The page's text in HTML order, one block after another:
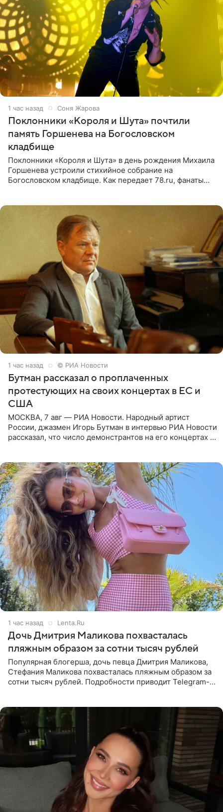
1 час назад Соня Жарова
Поклонники «Короля и Шута» почтили
память Горшенева на Богословском
кладбище
Поклонники «Короля и Шута» в день рождения Михаила
Горшенева устроили стихийное собрание на
Богословском кладбище. Как передает 78.ru, фанаты
1 час назад © РИА Новости
Бутман рассказал о проплаченных
протестующих на своих концертах в ЕС и
США
МОСКВА, 7 авг — РИА Новости. Народный артист
России, джазмен Игорь Бутман в интервью РИА Новости
рассказал, что число демонстрантов на его концертах в
1 час назад Lenta.Ru
Дочь Дмитрия Маликова похвасталась
пляжным образом за сотни тысяч рублей
Популярная блогерша, дочь певца Дмитрия Маликова,
Стефания Маликова похвасталась пляжным образом за
сотни тысяч рублей. Подробности приводит Telegram-